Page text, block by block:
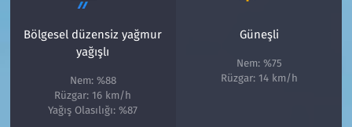
Bölgesel düzensiz yağmur
yağışlı
Nem: %88
Rüzgar: 16 km/h
Yağış Olasılığı: %87
Güneşli
Nem: %75
Rüzgar: 14 km/h